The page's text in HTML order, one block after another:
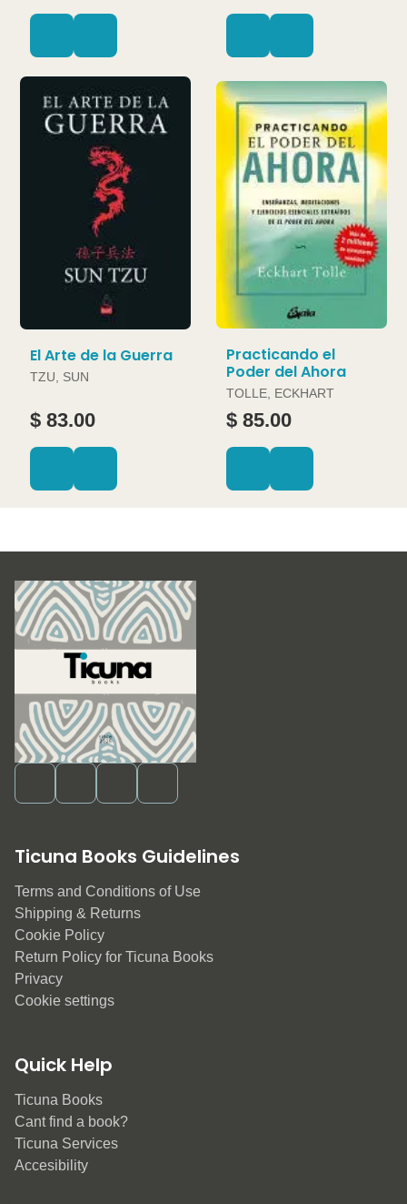
El Arte de la Guerra
TZU, SUN
$ 83.00
Practicando el
Poder del Ahora
TOLLE, ECKHART
$ 85.00
Ticuna Books Guidelines
Terms and Conditions of Use
Shipping & Returns
Cookie Policy
Return Policy for Ticuna Books
Privacy
Cookie settings
Quick Help
Ticuna Books
Cant find a book?
Ticuna Services
Accesibility